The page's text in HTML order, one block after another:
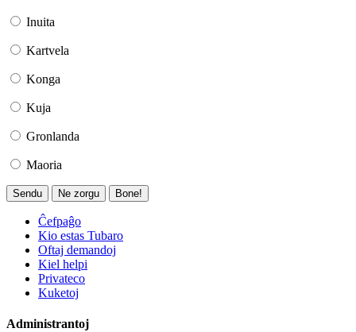
Inuita
Kartvela
Konga
Kuja
Gronlanda
Maoria
Sendu Ne zorgu Bone!
Ĉefpaĝo
Kio estas Tubaro
Oftaj demandoj
Kiel helpi
Privateco
Kuketoj
Administrantoj